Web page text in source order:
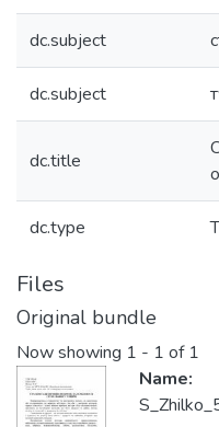
dc.subject
dc.subject
dc.title
dc.type
Files
Original bundle
Now showing 1 - 1 of 1
Name: